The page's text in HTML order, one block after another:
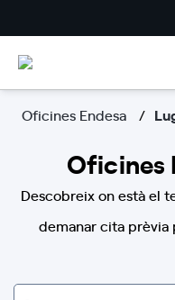
Oficines Endesa
Oficines
Descobreix on està el
demanar cita prèvia